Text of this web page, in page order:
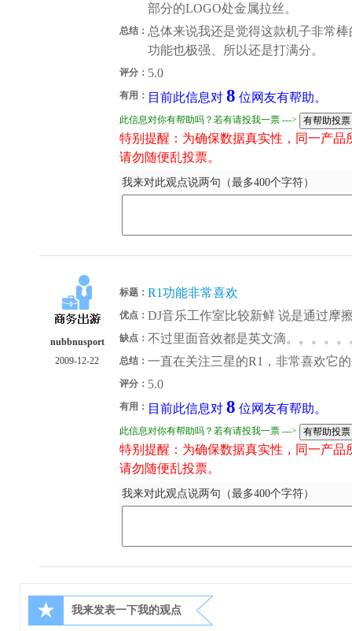
部分的LOGO处金属拉丝。
总结： 总体来说我还是觉得这款机子非常
功能也极强、所以还是打满分。
评分： 5.0
有用： 目前此信息对 8 位网友有帮助。
此信息对你有帮助吗？若有请投我一票 --->
特别提醒：为确保数据真实性，同一产
请勿随便乱投票。
我来对此观点说两句（最多400个字符）
nubbnusport
2009-12-22
标题： R1功能非常喜欢
优点： DJ音乐工作室比较新鲜 说是通过摩
缺点： 不过里面音效都是英文滴。。。。。
总结： 一直在关注三星的R1，非常喜欢它
评分： 5.0
有用： 目前此信息对 8 位网友有帮助。
此信息对你有帮助吗？若有请投我一票 --->
特别提醒：为确保数据真实性，同一产
请勿随便乱投票。
我来对此观点说两句（最多400个字符）
★ 我来发表一下我的观点